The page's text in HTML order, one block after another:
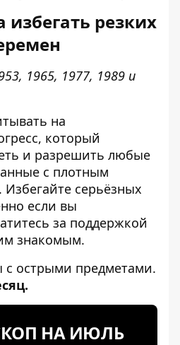
резких
1965, 1977, 1989 и
на
который
и разрешить любые
с плотным
серьёзных
если вы
за поддержкой
знакомым.
с острыми предметами.
НА ИЮЛЬ